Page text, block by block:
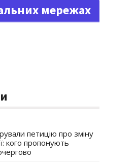
мережах
петицію про зміну
кого пропонують